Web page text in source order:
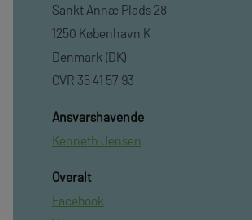
Sankt Annæ Plads 28
1250 København K
Denmark (DK)
CVR 35 41 57 93
Ansvarshavende
Kenneth Jensen
Overalt
Facebook